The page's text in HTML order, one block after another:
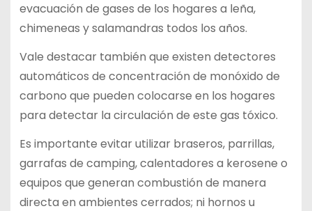
evacuación de gases de los hogares a leña,
chimeneas y salamandras todos los años.
Vale destacar también que existen detectores
automáticos de concentración de monóxido de
carbono que pueden colocarse en los hogares
para detectar la circulación de este gas tóxico.
Es importante evitar utilizar braseros, parrillas,
garrafas de camping, calentadores a kerosene o
equipos que generan combustión de manera
directa en ambientes cerrados; ni hornos u